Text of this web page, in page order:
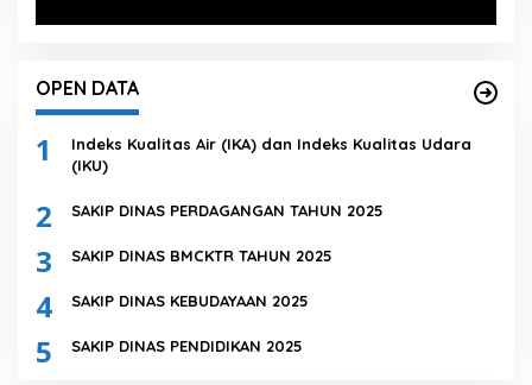
OPEN DATA
1
Indeks Kualitas Air (IKA) dan Indeks Kualitas Udara
(IKU)
2 SAKIP DINAS PERDAGANGAN TAHUN 2025
3 SAKIP DINAS BMCKTR TAHUN 2025
4 SAKIP DINAS KEBUDAYAAN 2025
5 SAKIP DINAS PENDIDIKAN 2025